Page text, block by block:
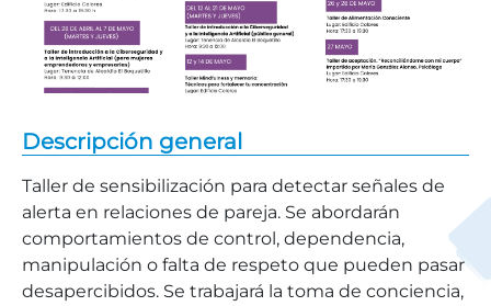
Descripción general
Taller de sensibilización para detectar señales de
alerta en relaciones de pareja. Se abordarán
comportamientos de control, dependencia,
manipulación o falta de respeto que pueden pasar
desapercibidos. Se trabajará la toma de conciencia,